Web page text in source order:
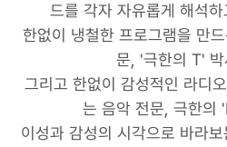
드를 각자 자유롭게 해석
한없이 냉철한 프로그램을 만
문, '극한의 T' 박
그리고 한없이 감성적인 라디
는 음악 전문, 극한의
이성과 감성의 시각으로 바라